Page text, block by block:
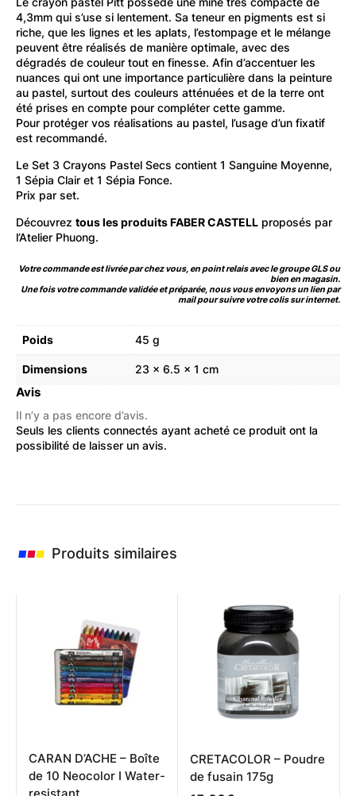
4,3mm qui s’use si lentement. Sa teneur en pigments est si
riche, que les lignes et les aplats, l’estompage et le mélange
peuvent être réalisés de manière optimale, avec des
dégradés de couleur tout en finesse. Afin d’accentuer les
nuances qui ont une importance particulière dans la peinture
au pastel, surtout des couleurs atténuées et de la terre ont
été prises en compte pour compléter cette gamme.
Pour protéger vos réalisations au pastel, l’usage d’un fixatif
est recommandé.
Le Set 3 Crayons Pastel Secs contient 1 Sanguine Moyenne,
1 Sépia Clair et 1 Sépia Fonce.
Prix par set.
Découvrez tous les produits FABER CASTELL proposés par
l’Atelier Phuong.
Votre commande est livrée par chez vous, en point relais avec le groupe GLS ou
bien en magasin.
Une fois votre commande validée et préparée, nous vous envoyons un lien par
mail pour suivre votre colis sur internet.
Poids 45 g
Dimensions 23 × 6.5 × 1 cm
Avis
Il n’y a pas encore d’avis.
Seuls les clients connectés ayant acheté ce produit ont la
possibilité de laisser un avis.
Produits similaires
CARAN D’ACHE – Boîte
de 10 Neocolor I Water-
CRETACOLOR – Poudre
de fusain 175g